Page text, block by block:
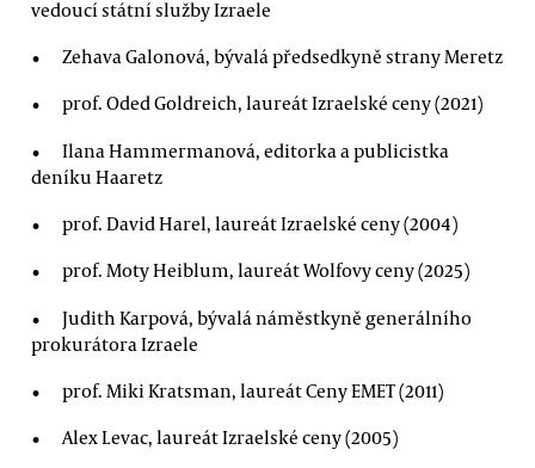
vedoucí státní služby Izraele
Zehava Galonová, bývalá předsedkyně strany Meretz
prof. Oded Goldreich, laureát Izraelské ceny (2021)
Ilana Hammermanová, editorka a publicistka
deníku Haaretz
prof. David Harel, laureát Izraelské ceny (2004)
prof. Moty Heiblum, laureát Wolfovy ceny (2025)
Judith Karpová, bývalá náměstkyně generálního
prokurátora Izraele
prof. Miki Kratsman, laureát Ceny EMET (2011)
Alex Levac, laureát Izraelské ceny (2005)